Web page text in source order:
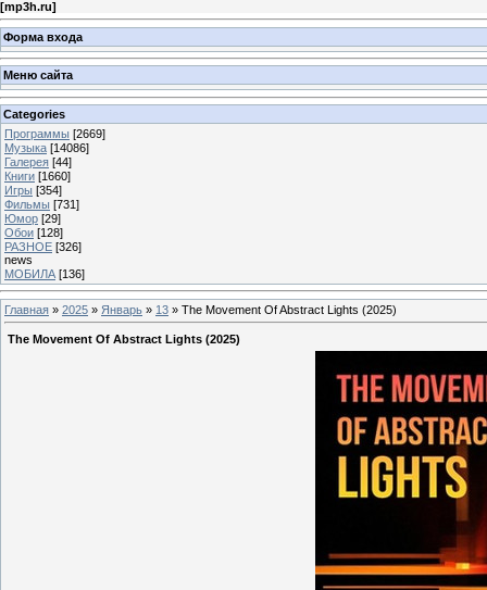
[mp3h.ru]
Форма входа
Меню сайта
Categories
Программы [2669]
Музыка [14086]
Галерея [44]
Книги [1660]
Игры [354]
Фильмы [731]
Юмор [29]
Обои [128]
РАЗНОЕ [326]
news
МОБИЛА [136]
Главная » 2025 » Январь » 13 » The Movement Of Abstract Lights (2025)
The Movement Of Abstract Lights (2025)